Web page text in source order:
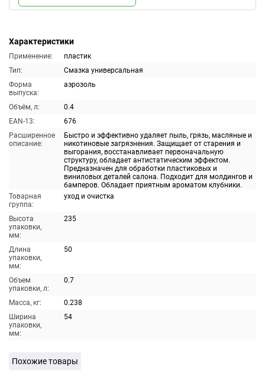
Характеристики
Применение:
пластик
Тип:
Смазка универсальная
Форма
выпуска:
аэрозоль
Объём, л:
0.4
EAN-13:
676
Расширенное
описание:
Быстро и эффективно удаляет пыль, грязь, масляные и
никотиновые загрязнения. Защищает от старения и
выгорания, восстанавливает первоначальную
структуру, обладает антистатическим эффектом.
Предназначен для обработки пластиковых и
виниловых деталей салона. Подходит для молдингов и
бамперов. Обладает приятным ароматом клубники.
Товарная
группа:
уход и очистка
Высота
упаковки,
мм:
235
Длина
упаковки,
мм:
50
Объем
упаковки, л:
0.7
Масса, кг:
0.238
Ширина
упаковки,
мм:
54
Похожие товары